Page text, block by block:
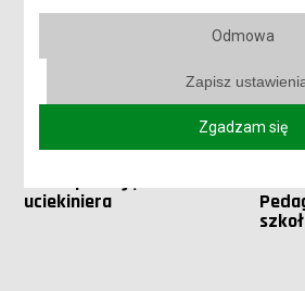
18 kwietnia 2023
Na tropie zająca
uciekiniera
17
Odmowa
Zapisz
Zgadzam się